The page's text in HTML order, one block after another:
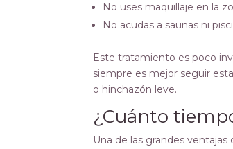
No uses maquillaje en la
No acudas a saunas ni
Este tratamiento es poco
siempre es mejor seguir
o hinchazón leve.
¿Cuánto
Una de las grandes